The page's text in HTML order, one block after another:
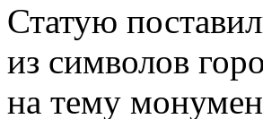
Статую
из символов
на тему